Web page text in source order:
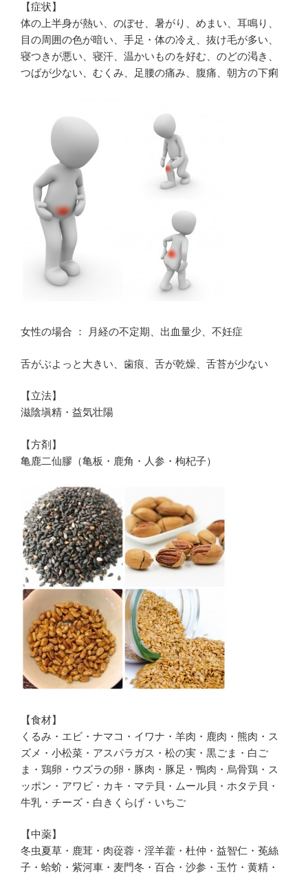
【症状】
体の上半身が熱い、のぼせ、暑がり、めまい、耳鳴り、
目の周囲の色が暗い、手足・体の冷え、抜け毛が多い、
寝つきが悪い、寝汗、温かいものを好む、のどの渇き、
つばが少ない、むくみ、足腰の痛み、腹痛、朝方の下痢
女性の場合 ： 月経の不定期、出血量少、不妊症
舌がぶよっと大きい、歯痕、舌が乾燥、舌苔が少ない
【立法】
滋陰塡精・益気壮陽
【方剤】
亀鹿二仙膠（亀板・鹿角・人参・枸杞子）
【食材】
くるみ・エビ・ナマコ・イワナ・羊肉・鹿肉・熊肉・ス
ズメ・小松菜・アスパラガス・松の実・黒ごま・白ご
ま・鶏卵・ウズラの卵・豚肉・豚足・鴨肉・烏骨鶏・ス
ッポン・アワビ・カキ・マテ貝・ムール貝・ホタテ貝・
牛乳・チーズ・白きくらげ・いちご
【中薬】
冬虫夏草・鹿茸・肉蓯蓉・淫羊藿・杜仲・益智仁・莬絲
子・蛤蚧・紫河車・麦門冬・百合・沙参・玉竹・黄精・